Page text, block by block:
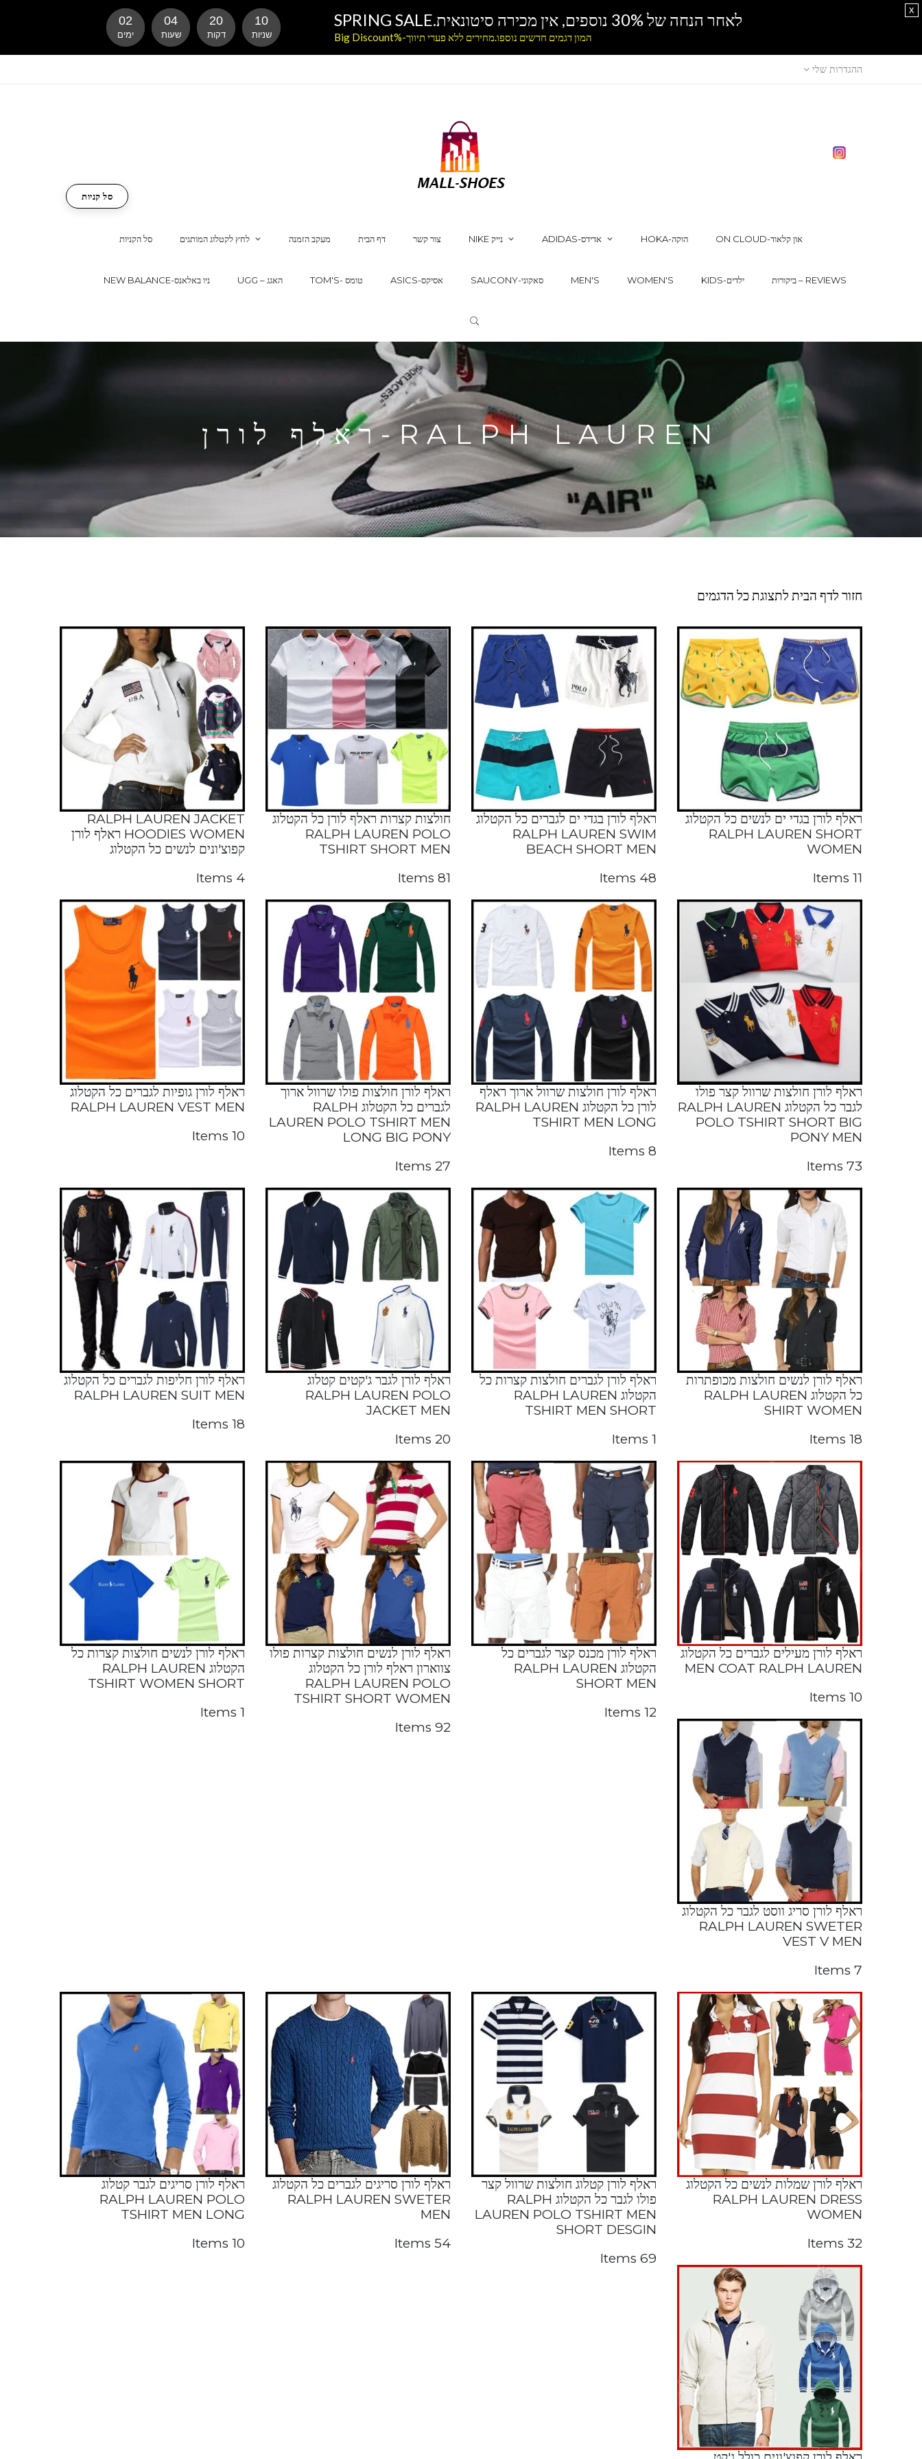
ההגדרות שלי
סל הקניות לחץ לקטלוג המותגים מעקב הזמנה דף הבית צור קשר NIKE נייק ADIDAS-אדידס HOKA-הוקה ON CLOUD-און קלאוד
NEW BALANCE-ניו באלאנס UGG – האגג TOM'S- טומס ASICS-אסיקס SAUCONY-סאקוני MEN'S WOMEN'S KIDS-ילדים ביקורות – REVIEWS
סל קניות
RALPH LAUREN-ראלף לורן
חזור לדף הבית לתצוגת כל הדגמים
RALPH LAUREN JACKET
HOODIES WOMEN ראלף לורן
קפוצ'ונים לנשים כל הקטלוג
4 Items
חולצות קצרות ראלף לורן כל הקטלוג
RALPH LAUREN POLO
TSHIRT SHORT MEN
81 Items
ראלף לורן בגדי ים לגברים כל הקטלוג
RALPH LAUREN SWIM
BEACH SHORT MEN
48 Items
ראלף לורן בגדי ים לנשים כל הקטלוג
RALPH LAUREN SHORT
WOMEN
11 Items
ראלף לורן גופיות לגברים כל הקטלוג
RALPH LAUREN VEST MEN
10 Items
ראלף לורן חולצות פולו שרוול ארוך
לגברים כל הקטלוג RALPH
LAUREN POLO TSHIRT MEN
LONG BIG PONY
27 Items
ראלף לורן חולצות שרוול ארוך ראלף
לורן כל הקטלוג RALPH LAUREN
TSHIRT MEN LONG
8 Items
ראלף לורן חולצות שרוול קצר פולו
לגבר כל הקטלוג RALPH LAUREN
POLO TSHIRT SHORT BIG
PONY MEN
73 Items
ראלף לורן חליפות לגברים כל הקטלוג
RALPH LAUREN SUIT MEN
18 Items
ראלף לורן לגבר ג'קטים קטלוג
RALPH LAUREN POLO
JACKET MEN
20 Items
ראלף לורן לגברים חולצות קצרות כל
הקטלוג RALPH LAUREN
TSHIRT MEN SHORT
1 Items
ראלף לורן לנשים חולצות מכופתרות
כל הקטלוג RALPH LAUREN
SHIRT WOMEN
18 Items
ראלף לורן לנשים חולצות קצרות כל
הקטלוג RALPH LAUREN
TSHIRT WOMEN SHORT
1 Items
ראלף לורן לנשים חולצות קצרות פולו
צווארון ראלף לורן כל הקטלוג
RALPH LAUREN POLO
TSHIRT SHORT WOMEN
92 Items
ראלף לורן מכנס קצר לגברים כל
הקטלוג RALPH LAUREN
SHORT MEN
12 Items
ראלף לורן מעילים לגברים כל הקטלוג
MEN COAT RALPH LAUREN
10 Items
ראלף לורן סריג ווסט לגבר כל הקטלוג
RALPH LAUREN SWETER
VEST V MEN
7 Items
ראלף לורן סריגים לגבר קטלוג
RALPH LAUREN POLO
TSHIRT MEN LONG
10 Items
ראלף לורן סריגים לגברים כל הקטלוג
RALPH LAUREN SWETER
MEN
54 Items
ראלף לורן קטלוג חולצות שרוול קצר
פולו לגבר כל הקטלוג RALPH
LAUREN POLO TSHIRT MEN
SHORT DESGIN
69 Items
ראלף לורן שמלות לנשים כל הקטלוג
RALPH LAUREN DRESS
WOMEN
32 Items
לאחר הנחה של 30% נוספים, אין מכירה סיטונאית.SPRING SALE
המון דגמים חדשים נוספו.מחירים ללא פערי תיווך-%Big Discount
02
ימים
04
שעות
20
דקות
09
שניות
x